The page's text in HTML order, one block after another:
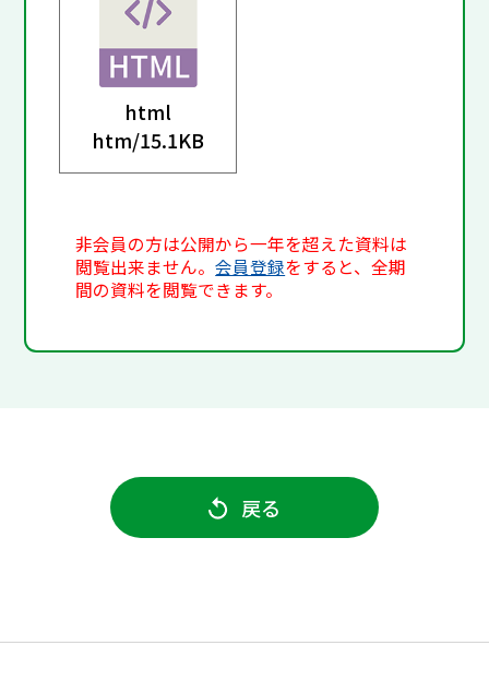
html
htm/15.1KB
非会員の方は公開から一年を超えた資料は
閲覧出来ません。会員登録をすると、全期
間の資料を閲覧できます。
戻る